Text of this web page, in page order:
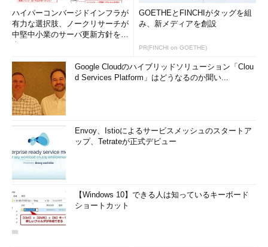
ハイパーコンバージドインフラが
有力な選択肢、ノークリサーチが
中堅中小業のサーバ更新方針を調
GOETHEとFINCHIがタッグを組
み、新メディアを創設
PR(FINCHI on GOETHE)
Google Cloudのハイブリッドソリューション「Clou
d Services Platform」はどうなるのか聞い...
Envoy、Istioによるサービスメッシュのスタートア
ップ、Tetrateが正式デビュー
【Windows 10】できる人は知っているキーボード
ショートカット